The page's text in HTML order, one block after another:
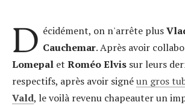
D écidément, on n'arrête plus
Cauchemar. Après avoir
Lomepal et Roméo Elvis sur leurs
respectifs, après avoir signéun gros
Vald, le voilà revenu chapeauter un